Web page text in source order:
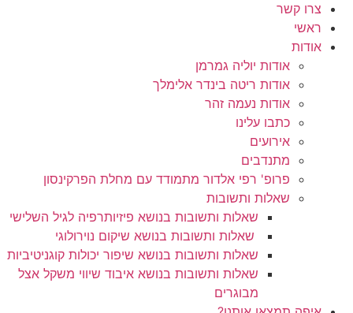
צרו קשר
ראשי
אודות
אודות יוליה גמרמן
אודות ריטה בינדר אלימלך
אודות נעמה זהר
כתבו עלינו
אירועים
מתנדבים
פרופ' רפי אלדור מתמודד עם מחלת הפרקינסון
שאלות ותשובות
שאלות ותשובות בנושא פיזיותרפיה לגיל השלישי
שאלות ותשובות בנושא שיקום נוירולוגי
שאלות ותשובות בנושא שיפור יכולות קוגניטיביות
שאלות ותשובות בנושא איבוד שיווי משקל אצל
מבוגרים